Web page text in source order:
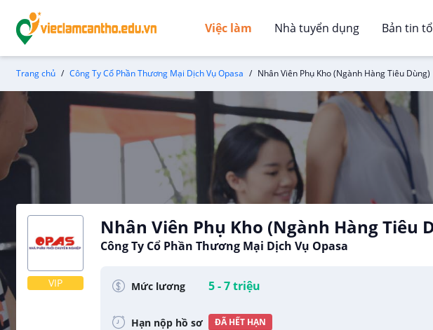
Việc làm Nhà tuyển dụng Bản tin
Trang chủ Công Ty Cổ Phần Thương Mại Dịch Vụ Opasa Nhân Viên Phụ Kho (Ngành Hàng Tiêu Dùng)
VIP
Nhân Viên Phụ Kho (Ngành Hàng Tiêu
Công Ty Cổ Phần Thương Mại Dịch Vụ Opasa
Mức lương 5 - 7 triệu
Hạn nộp hồ sơ ĐÃ HẾT HẠN